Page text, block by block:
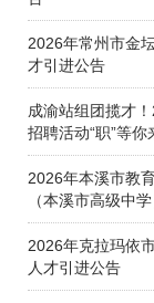
2026年常州市金
才引进公告
成渝站组团揽才
招聘活动“职”等你
2026年本溪市教
（本溪市高级中学
2026年克拉玛依
人才引进公告